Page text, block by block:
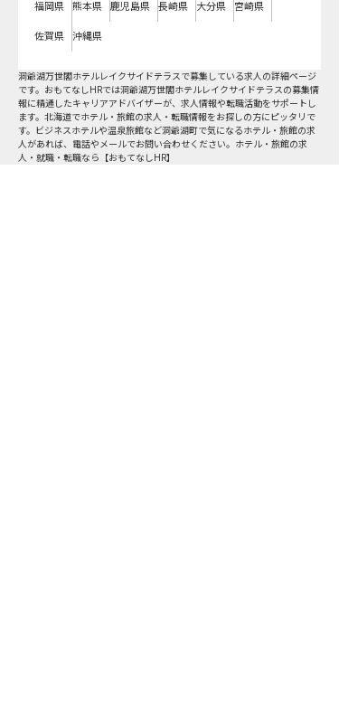
福岡県 熊本県 鹿児島県 長崎県 大分県 宮崎県
佐賀県 沖縄県
洞爺湖万世閣ホテルレイクサイドテラスで募集している求人の詳細ページ
です。おもてなしHRでは洞爺湖万世閣ホテルレイクサイドテラスの募集情
報に精通したキャリアアドバイザーが、求人情報や転職活動をサポートし
ます。北海道でホテル・旅館の求人・転職情報をお探しの方にピッタリで
す。ビジネスホテルや温泉旅館など洞爺湖町で気になるホテル・旅館の求
人があれば、電話やメールでお問い合わせください。ホテル・旅館の求
人・就職・転職なら【おもてなしHR】